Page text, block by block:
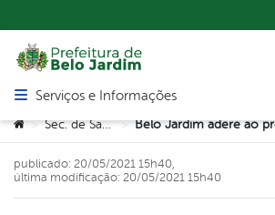
Abrir menu principal de navegação
Serviços e Informações
Você está aqui:
> Sec. de Saúde >
publicado: 20/05/2021 15h40,
última modificação: 20/05/2021 15h40